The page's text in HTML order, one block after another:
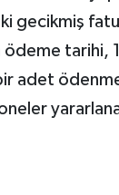
gecikmiş
tarihi,
adet